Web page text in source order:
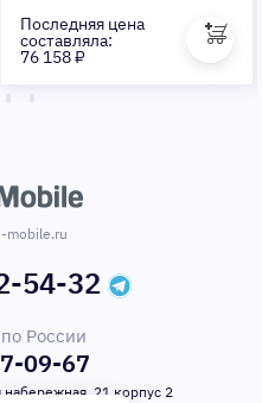
(1920x1080)/FreeDOS/black/WiFi/
Последняя цена
составляла:
76 158 ₽
mobile.ru
54-32
России
09-67
21 корпус 2